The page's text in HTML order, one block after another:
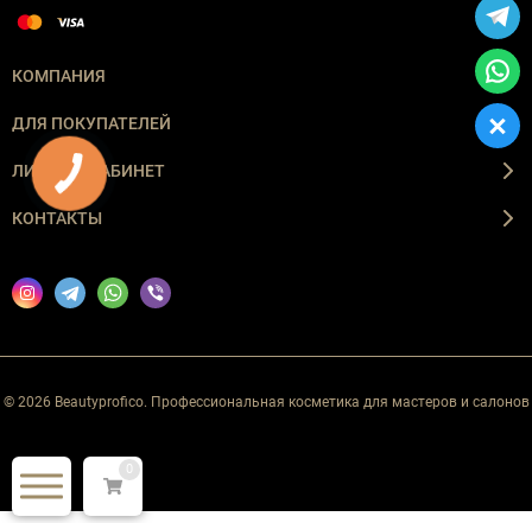
КОМПАНИЯ
ДЛЯ ПОКУПАТЕЛЕЙ
ЛИЧНЫЙ КАБИНЕТ
КОНТАКТЫ
© 2026 Beautyprofico. Профессиональная косметика для мастеров и салонов
0